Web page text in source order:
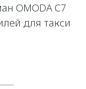
OMODA C7
для такси